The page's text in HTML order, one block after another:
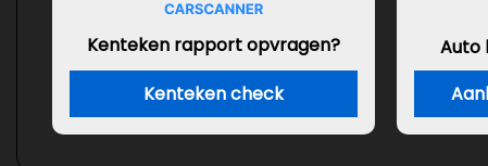
Kenteken rapport opvragen?
Kenteken check
Auto